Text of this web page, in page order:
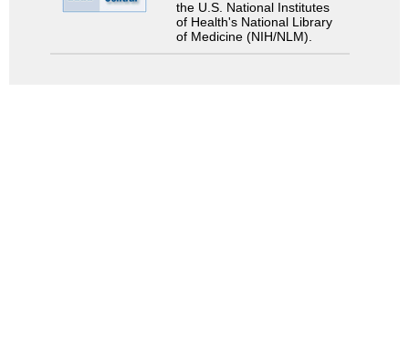
the U.S. National Institutes
of Health's National Library
of Medicine (NIH/NLM).